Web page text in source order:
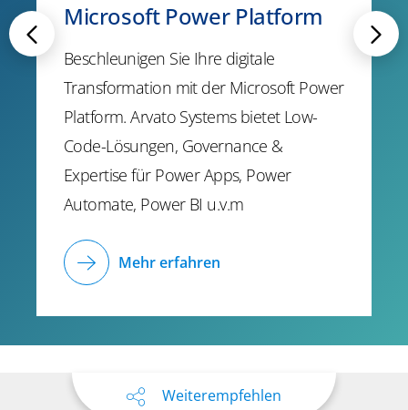
Microsoft Power Platform
Beschleunigen Sie Ihre digitale
Transformation mit der Microsoft Power
Platform. Arvato Systems bietet Low-
Code-Lösungen, Governance &
Expertise für Power Apps, Power
Automate, Power BI u.v.m
Mehr erfahren
Weiterempfehlen